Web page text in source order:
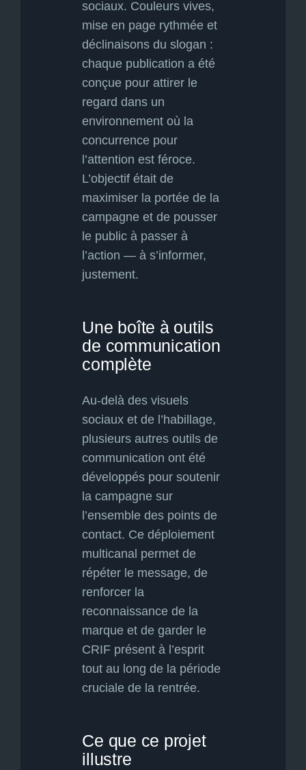
sociaux. Couleurs vives,
mise en page rythmée et
déclinaisons du slogan :
chaque publication a été
conçue pour attirer le
regard dans un
environnement où la
concurrence pour
l’attention est féroce.
L’objectif était de
maximiser la portée de la
campagne et de pousser
le public à passer à
l’action — à s’informer,
justement.
Une boîte à outils
de communication
complète
Au-delà des visuels
sociaux et de l’habillage,
plusieurs autres outils de
communication ont été
développés pour soutenir
la campagne sur
l’ensemble des points de
contact. Ce déploiement
multicanal permet de
répéter le message, de
renforcer la
reconnaissance de la
marque et de garder le
CRIF présent à l’esprit
tout au long de la période
cruciale de la rentrée.
Ce que ce projet
illustre